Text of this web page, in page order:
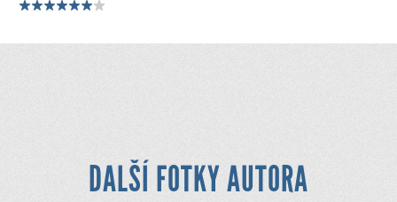
DALŠÍ FOTKY AUTORA